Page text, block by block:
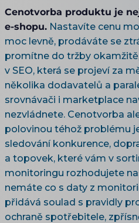
Cenotvorba produktu je
e-shopu. Nastavíte cenu
moc levně, prodáváte se
promítne do tržby
v SEO, která se projeví za
několika dodavatelů a
srovnávači i marketplace
nezvládnete. Cenotvorba
polovinou téhož problému
sledování konkurence,
a topovek, které vám v
monitoringu rozhodujete
nemáte co s daty z
přidává soulad s pravidly
ochraně spotřebitele,